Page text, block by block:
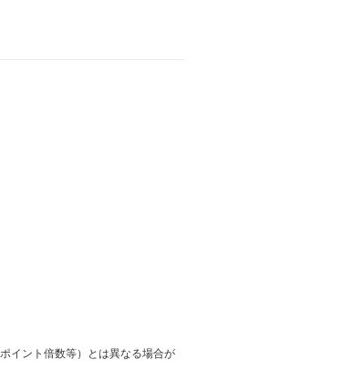
イント倍数等）とは異なる場合が